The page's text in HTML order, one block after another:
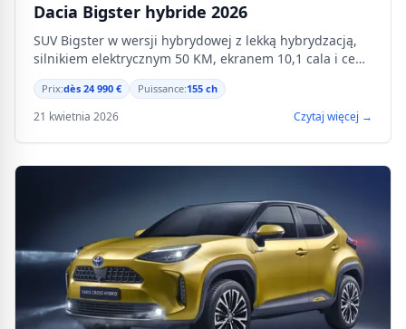
Dacia Bigster hybride 2026
SUV Bigster w wersji hybrydowej z lekką hybrydzacją,
silnikiem elektrycznym 50 KM, ekranem 10,1 cala i ceną
od 24 990 €.
Prix:dès 24 990 € Puissance:155 ch
21 kwietnia 2026 Czytaj więcej →